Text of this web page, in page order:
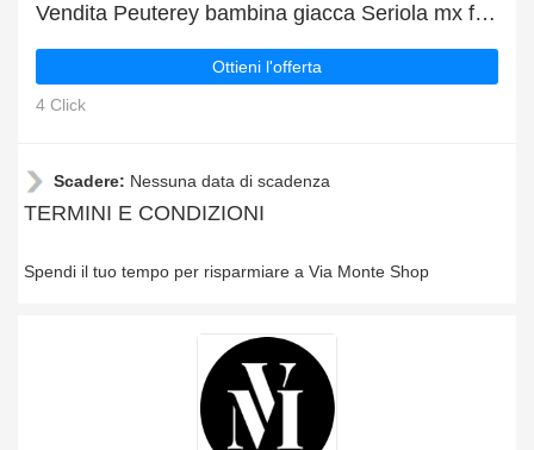
Vendita Peuterey bambina giacca Seriola mx fox fur baby rosa in tessuto tecnico: fino al 5% di sconto
Ottieni l'offerta
4 Click
Scadere: Nessuna data di scadenza
TERMINI E CONDIZIONI
Spendi il tuo tempo per risparmiare a Via Monte Shop